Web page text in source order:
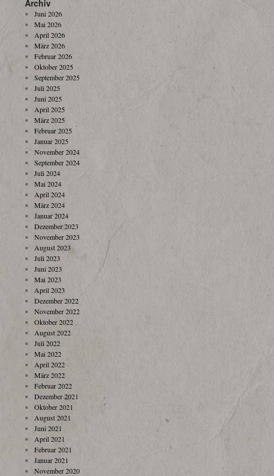
Archiv
Juni 2026
Mai 2026
April 2026
März 2026
Februar 2026
Oktober 2025
September 2025
Juli 2025
Juni 2025
April 2025
März 2025
Februar 2025
Januar 2025
November 2024
September 2024
Juli 2024
Mai 2024
April 2024
März 2024
Januar 2024
Dezember 2023
November 2023
August 2023
Juli 2023
Juni 2023
Mai 2023
April 2023
Dezember 2022
November 2022
Oktober 2022
August 2022
Juli 2022
Mai 2022
April 2022
März 2022
Februar 2022
Dezember 2021
Oktober 2021
August 2021
Juni 2021
April 2021
Februar 2021
Januar 2021
November 2020